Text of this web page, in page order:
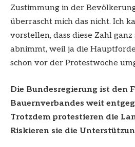
Zustimmung in der
überrascht mich das nicht. Ich
vorstellen, dass diese Zahl
abnimmt, weil ja die
schon vor der Protestwoche
Die Bundesregierung ist den
Bauernverbandes weit
Trotzdem protestieren die
Riskieren sie die